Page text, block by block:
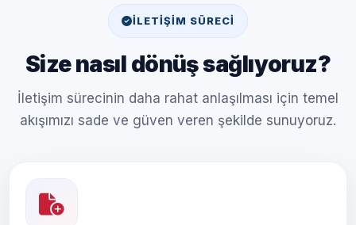
İLETIŞIM SÜRECI
Size nasıl dönüş sağlıyoruz?
İletişim sürecinin daha rahat anlaşılması için temel
akışımızı sade ve güven veren şekilde sunuyoruz.